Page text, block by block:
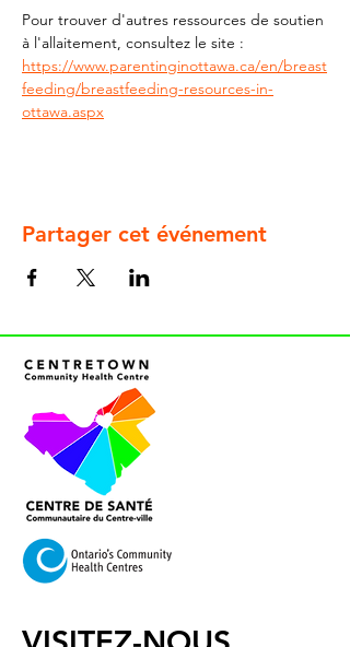
Pour trouver d'autres ressources de soutien
à l'allaitement, consultez le site :
https://www.parentinginottawa.ca/en/breast
feeding/breastfeeding-resources-in-
ottawa.aspx
Partager cet événement